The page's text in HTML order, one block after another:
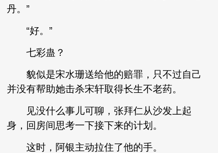
丹。”
“好。”
七彩蛊？
貌似是宋水珊送给他的赔罪，只不过自己
并没有帮助她击杀宋轩取得长生不老药。
见没什么事儿可聊，张拜仁从沙发上起
身，回房间思考一下接下来的计划。
这时，阿银主动拉住了他的手。